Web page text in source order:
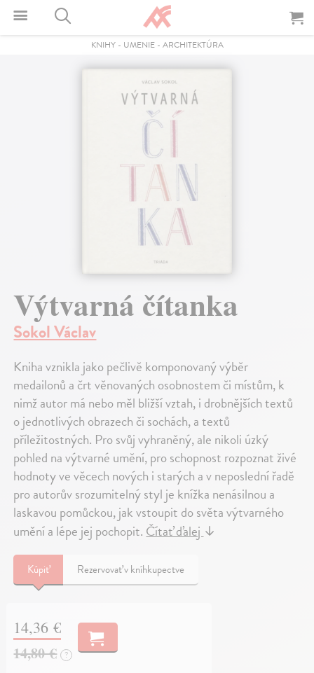
KNIHY- UMENIE- ARCHITEKTÚRA
Výtvarná čítanka
Sokol Václav
Kniha vznikla jako pečlivě komponovaný výběr
medailonů a črt věnovaných osobnostem či místům, k
nimž autor má nebo měl bližší vztah, i drobnějších textů
o jednotlivých obrazech či sochách, a textů
příležitostných. Pro svůj vyhraněný, ale nikoli úzký
pohled na výtvarné umění, pro schopnost rozpoznat živé
hodnoty ve věcech nových i starých a v neposlední řadě
pro autorův srozumitelný styl je knížka nenásilnou a
laskavou pomůckou, jak vstoupit do světa výtvarného
umění a lépe jej pochopit. Čítať ďalej ↓
Kúpiť Rezervovať v kníhkupectve
14,36 €
14,80 € ?